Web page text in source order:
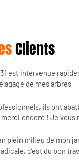
Clients
est intervenue
de mes arbres
ils ont
encore ! Je vous
plein milieu de mon
c’est du bon